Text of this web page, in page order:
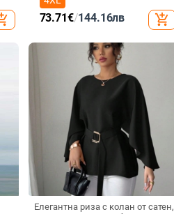
73.71€/144.16лв add_shopping_cart
Елегантна риза с колан от сатен,